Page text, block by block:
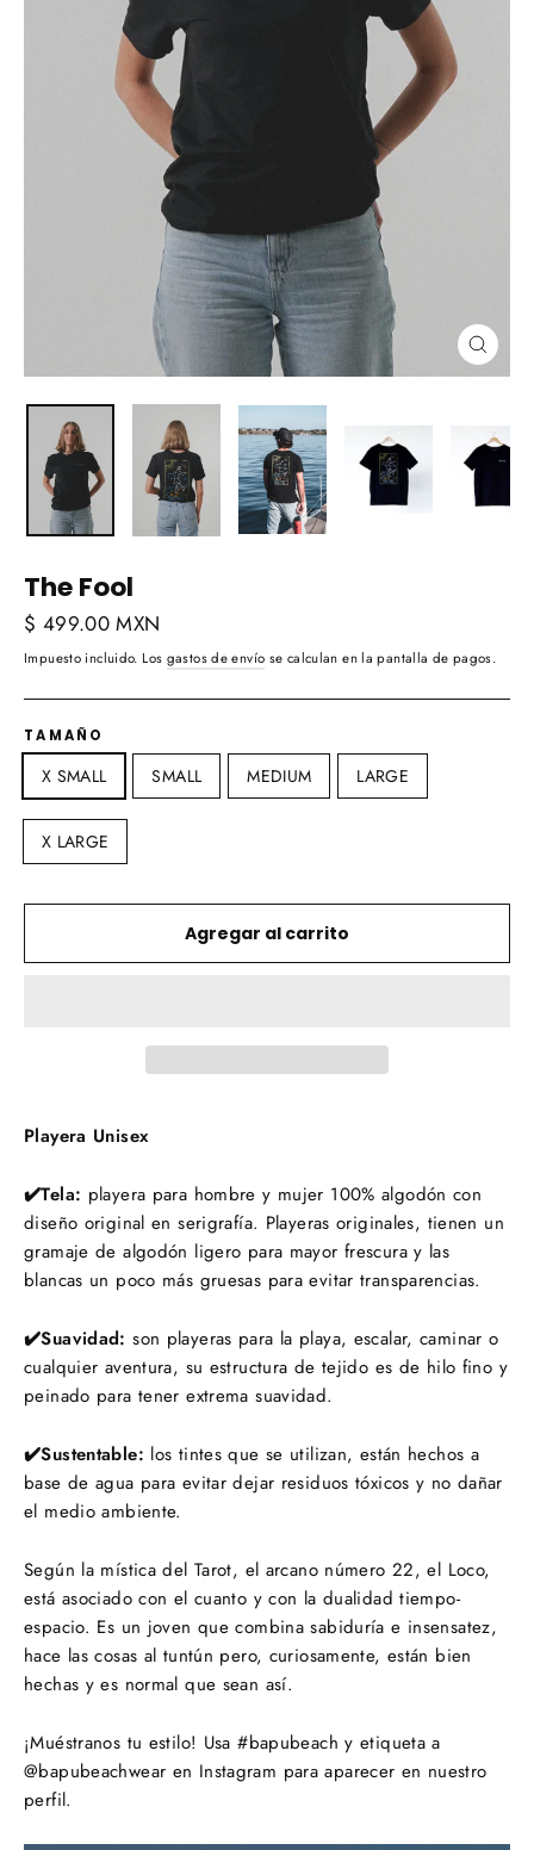
(esc)
The Fool
Precio
habitual
$ 499.00 MXN
Impuesto incluido. Los gastos de envío se calculan en la pantalla de pagos.
TAMAÑO
X SMALL SMALL MEDIUM LARGE
X LARGE
Agregar al carrito
Playera Unisex
✔️Tela: playera para hombre y mujer 100% algodón con
diseño original en serigrafía. Playeras originales, tienen un
gramaje de algodón ligero para mayor frescura y las
blancas un poco más gruesas para evitar transparencias.
✔️Suavidad: son playeras para la playa, escalar, caminar o
cualquier aventura, su estructura de tejido es de hilo fino y
peinado para tener extrema suavidad.
✔️Sustentable: los tintes que se utilizan, están hechos a
base de agua para evitar dejar residuos tóxicos y no dañar
el medio ambiente.
Según la mística del Tarot, el arcano número 22, el Loco,
está asociado con el cuanto y con la dualidad tiempo-
espacio. Es un joven que combina sabiduría e insensatez,
hace las cosas al tuntún pero, curiosamente, están bien
hechas y es normal que sean así.
¡Muéstranos tu estilo! Usa #bapubeach y etiqueta a
@bapubeachwear en Instagram para aparecer en nuestro
perfil.